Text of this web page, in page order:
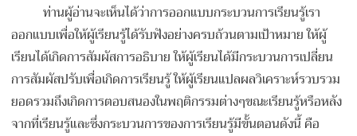
ท่านผู้อ่านจะเห็นได้ว่าการออกแบบกระบวนการเรียนรู้เรา
ออกแบบเพื่อให้ผู้เรียนรู้ได้รับฟังอย่างครบถ้วนตามเป้าหมาย ให้ผู้
เรียนได้เกิดการสัมผัสการอธิบาย ให้ผู้เรียนได้มีกระบวนการเปลี่ยน
การสัมผัสปรับเพื่อเกิดการเรียนรู้ ให้ผู้เรียนแปลผลวิเคราะห์รวบรวม
ยอดรวมถึงเกิดการตอบสนองในพฤติกรรมต่างๆขณะเรียนรู้หรือหลัง
จากที่เรียนรู้และซึ่งกระบวนการของการเรียนรู้มีขั้นตอนดังนี้ คือ